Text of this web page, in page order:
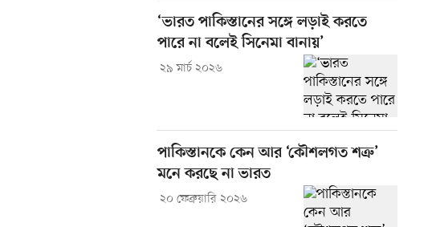
‘ভারত পাকিস্তানের সঙ্গে লড়াই করতে
পারে না বলেই সিনেমা বানায়’
২৯ মার্চ ২০২৬
পাকিস্তানকে কেন আর ‘কৌশলগত শত্রু’
মনে করছে না ভারত
২০ ফেব্রুয়ারি ২০২৬